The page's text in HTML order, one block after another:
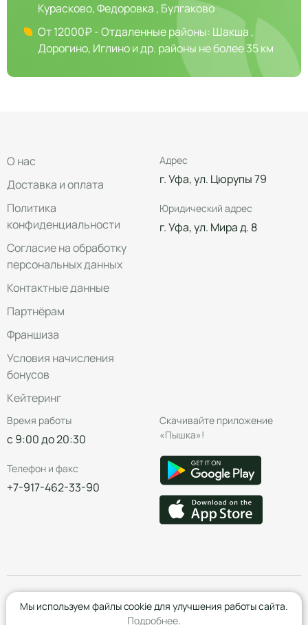
Курасково, Федоровка , Булгаково
От 12000₽ - Отдаленные районы: Шакша ,
Дорогино, Иглино и др. районы не более 35 км
О нас
Доставка и оплата
Политика
конфиденциальности
Согласие на обработку
персональных данных
Контактные данные
Партнёрам
Франшиза
Условия начисления
бонусов
Кейтеринг
Адрес
г. Уфа, ул. Цюрупы 79
Юридический адрес
г. Уфа, ул. Мира д. 8
Время работы
с 9:00 до 20:30
Телефон и факс
+7-917-462-33-90
Скачивайте приложение
«Пышка»!
Мы используем файлы cookie для улучшения работы сайта.
Подробнее.